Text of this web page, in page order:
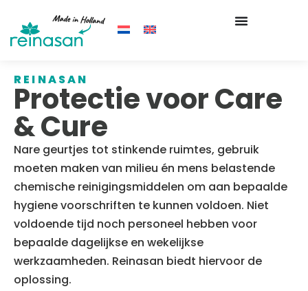
REINASAN
Protectie voor Care
& Cure
Nare geurtjes tot stinkende ruimtes, gebruik
moeten maken van milieu én mens belastende
chemische reinigingsmiddelen om aan bepaalde
hygiene voorschriften te kunnen voldoen. Niet
voldoende tijd noch personeel hebben voor
bepaalde dagelijkse en wekelijkse
werkzaamheden. Reinasan biedt hiervoor de
oplossing.